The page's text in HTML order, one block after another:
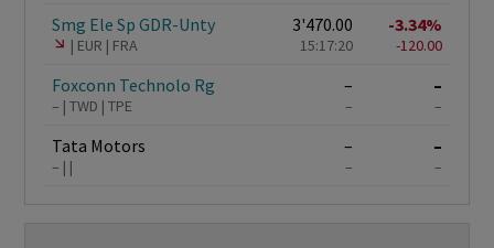
Smg Ele Sp GDR-Unty
EUR FRA
3'470.00
15:17:20
-3.34%
-120.00
Foxconn Technolo Rg
– TWD TPE
–
–
–
–
Tata Motors
–
–
–
–
–